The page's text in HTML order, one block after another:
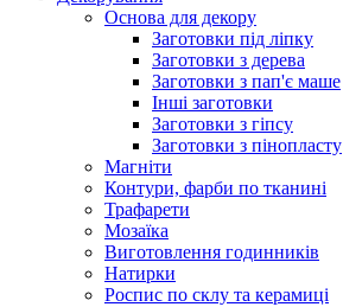
Основа для декору
Заготовки під ліпку
Заготовки з дерева
Заготовки з пап'є маше
Інші заготовки
Заготовки з гіпсу
Заготовки з пінопласту
Магніти
Контури, фарби по тканині
Трафарети
Мозаїка
Виготовлення годинників
Натирки
Роспис по склу та керамиці